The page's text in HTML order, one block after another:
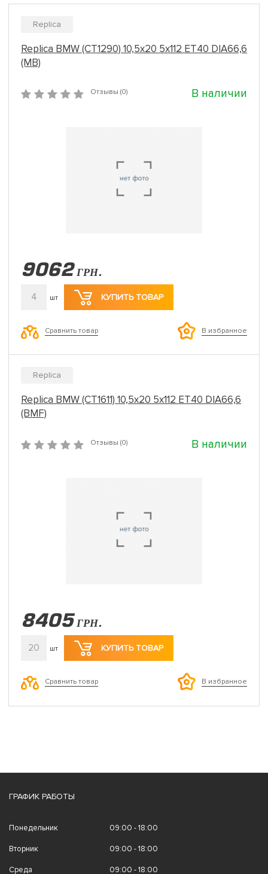
Replica
Replica BMW (CT1290) 10,5x20 5x112 ET40 DIA66,6
(MB)
Отзывы (0) В наличии
9062 ГРН.
4 шт КУПИТЬ ТОВАР
Сравнить товар В избранное
Replica
Replica BMW (CT1611) 10,5x20 5x112 ET40 DIA66,6
(BMF)
Отзывы (0) В наличии
8405 ГРН.
20 шт КУПИТЬ ТОВАР
Сравнить товар В избранное
ГРАФИК РАБОТЫ
Понедельник 09:00 - 18:00
Вторник 09:00 - 18:00
Среда 09:00 - 18:00